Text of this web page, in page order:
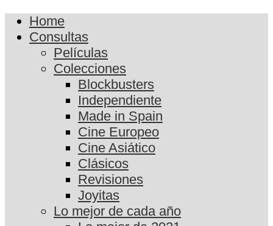
Home
Consultas
Películas
Colecciones
Blockbusters
Independiente
Made in Spain
Cine Europeo
Cine Asiático
Clásicos
Revisiones
Joyitas
Lo mejor de cada año